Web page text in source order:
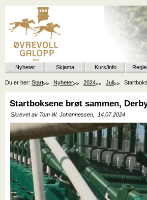
Nyheter Skjema Kurs/info
Du er her: Start Nyheter 2024 Juli
Startboksene brøt sammen,
Skrevet av Tom W. Johannessen, 14.07.2024